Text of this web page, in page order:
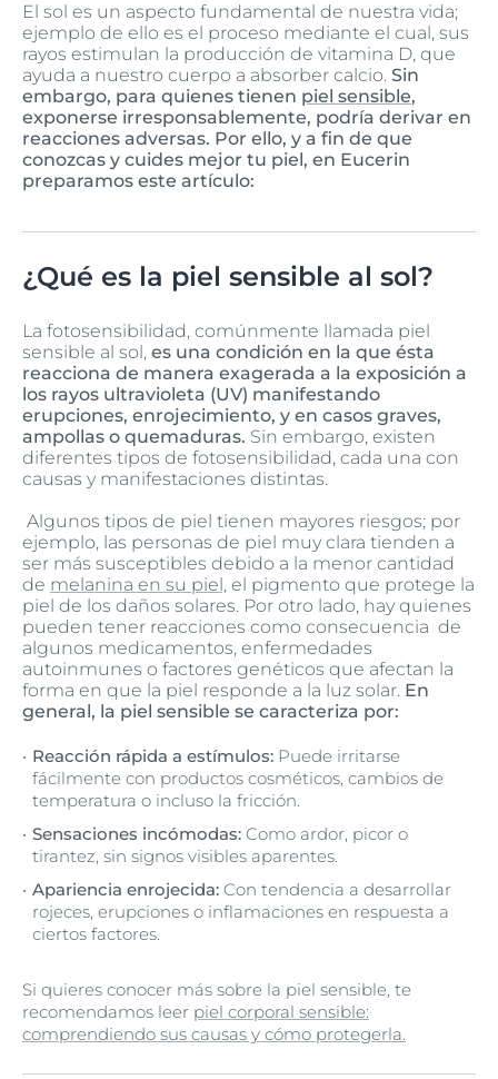
El sol es un aspecto fundamental de nuestra vida;
ejemplo de ello es el proceso mediante el cual, sus
rayos estimulan la producción de vitamina D, que
ayuda a nuestro cuerpo a absorber calcio. Sin
embargo, para quienes tienen piel sensible,
exponerse irresponsablemente, podría derivar en
reacciones adversas. Por ello, y a fin de que
conozcas y cuides mejor tu piel, en Eucerin
preparamos este artículo:
¿Qué es la piel sensible al sol?
La fotosensibilidad, comúnmente llamada piel
sensible al sol, es una condición en la que ésta
reacciona de manera exagerada a la exposición a
los rayos ultravioleta (UV) manifestando
erupciones, enrojecimiento, y en casos graves,
ampollas o quemaduras. Sin embargo, existen
diferentes tipos de fotosensibilidad, cada una con
causas y manifestaciones distintas.
Algunos tipos de piel tienen mayores riesgos; por
ejemplo, las personas de piel muy clara tienden a
ser más susceptibles debido a la menor cantidad
de melanina en su piel, el pigmento que protege la
piel de los daños solares. Por otro lado, hay quienes
pueden tener reacciones como consecuencia de
algunos medicamentos, enfermedades
autoinmunes o factores genéticos que afectan la
forma en que la piel responde a la luz solar. En
general, la piel sensible se caracteriza por:
Reacción rápida a estímulos: Puede irritarse
fácilmente con productos cosméticos, cambios de
temperatura o incluso la fricción.
Sensaciones incómodas: Como ardor, picor o
tirantez, sin signos visibles aparentes.
Apariencia enrojecida: Con tendencia a desarrollar
rojeces, erupciones o inflamaciones en respuesta a
ciertos factores.
Si quieres conocer más sobre la piel sensible, te
recomendamos leer piel corporal sensible:
comprendiendo sus causas y cómo protegerla.